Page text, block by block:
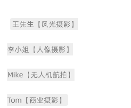
王先生【风光摄影】
李小姐【人像摄影】
Mike【无人机航拍】
Tom【商业摄影】